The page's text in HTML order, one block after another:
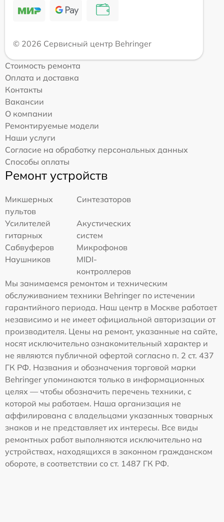
© 2026 Сервисный центр Behringer
Стоимость ремонта
Оплата и доставка
Контакты
Вакансии
О компании
Ремонтируемые модели
Наши услуги
Согласие на обработку персональных данных
Способы оплаты
Ремонт устройств
Микшерных
пультов
Синтезаторов
Усилителей
гитарных
Акустических
систем
Сабвуферов
Микрофонов
Наушников
MIDI-
контроллеров
Мы занимаемся ремонтом и техническим
обслуживанием техники Behringer по истечении
гарантийного периода. Наш центр в Москве работает
независимо и не имеет официальной авторизации от
производителя. Цены на ремонт, указанные на сайте,
носят исключительно ознакомительный характер и
не являются публичной офертой согласно п. 2 ст. 437
ГК РФ. Названия и обозначения торговой марки
Behringer упоминаются только в информационных
целях — чтобы обозначить перечень техники, с
которой мы работаем. Наша организация не
аффилирована с владельцами указанных товарных
знаков и не представляет их интересы. Все виды
ремонтных работ выполняются исключительно на
устройствах, находящихся в законном гражданском
обороте, в соответствии со ст. 1487 ГК РФ.